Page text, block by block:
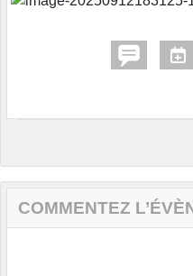
COMMENTEZ